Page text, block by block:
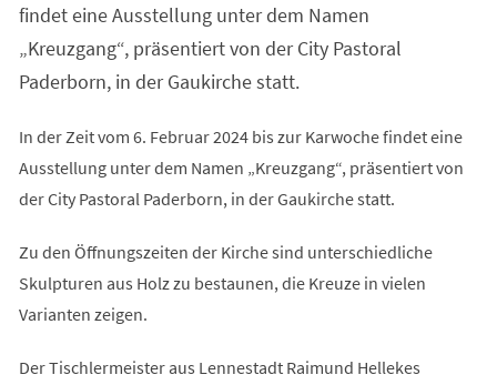
findet eine Ausstellung unter dem Namen
„Kreuzgang“, präsentiert von der City Pastoral
Paderborn, in der Gaukirche statt.
In der Zeit vom 6. Februar 2024 bis zur Karwoche findet eine
Ausstellung unter dem Namen „Kreuzgang“, präsentiert von
der City Pastoral Paderborn, in der Gaukirche statt.
Zu den Öffnungszeiten der Kirche sind unterschiedliche
Skulpturen aus Holz zu bestaunen, die Kreuze in vielen
Varianten zeigen.
Der Tischlermeister aus Lennestadt Raimund Hellekes